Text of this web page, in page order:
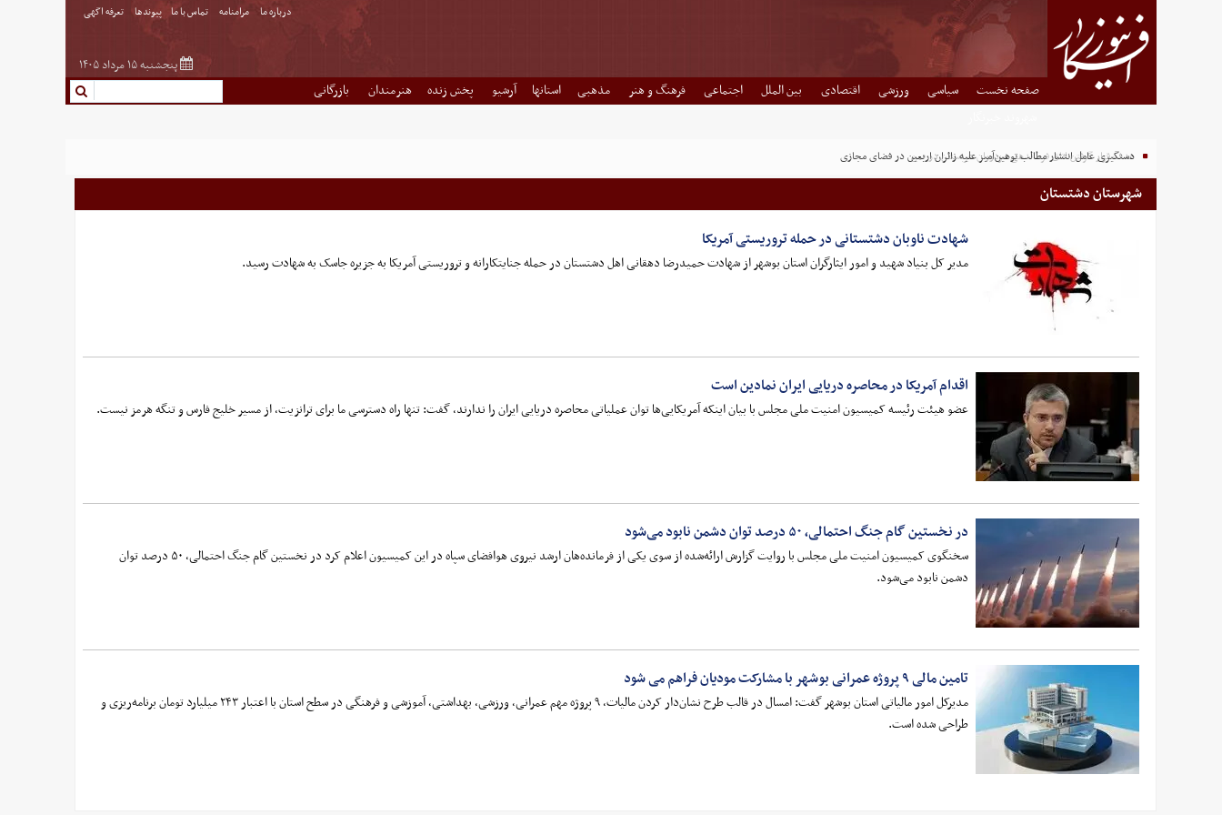
درباره ما مرامنامه تماس با ما پیوندها تعرفه اگهی
پنجشنبه ۱۵ مرداد ۱۴۰۵
صفحه نخست سیاسی ورزشی اقتصادی بین الملل اجتماعی فرهنگ و هنر مذهبی استانها آرشیو پخش زنده هنرمندان
بازرگانی
هدف قرار گرفتن اتاق‌ فرماندهی مزدوران عربستان در یمن
دستگیری عامل انتشار مطالب توهین‌آمیز علیه زائران اربعین در فضای مجازی
شهرستان دشتستان
شهادت ناوبان دشتستانی در حمله تروریستی آمریکا
مدیر کل بنیاد شهید و امور ایثارگران استان بوشهر از شهادت حمیدرضا دهقانی اهل دشتستان در حمله جنایتکارانه و تروریستی آمریکا به جزیره جاسک به شهادت رسید.
اقدام آمریکا در محاصره دریایی ایران نمادین است
عضو هیئت رئیسه کمیسیون امنیت ملی مجلس با بیان اینکه آمریکایی‌ها توان عملیاتی محاصره دریایی ایران را ندارند، گفت: تنها راه دسترسی ما برای ترانزیت، از مسیر خلیج فارس و تنگه هرمز نیست.
در نخستین گام جنگ احتمالی، ۵۰ درصد توان دشمن نابود می‌شود
سخنگوی کمیسیون امنیت ملی مجلس با روایت گزارش ارائه‌شده از سوی یکی از فرمانده‌هان ارشد نیروی هوافضای سپاه در این کمیسیون اعلام کرد در نخستین گام جنگ احتمالی، ۵۰ درصد توان
دشمن نابود می‌شود.
تامین مالی ۹ پروژه عمرانی بوشهر با مشارکت مودیان فراهم می شود
مدیرکل امور مالیاتی استان بوشهر گفت: امسال در قالب طرح نشان‌دار کردن مالیات، ۹ پروژه مهم عمرانی، ورزشی، بهداشتی، آموزشی و فرهنگی در سطح استان با اعتبار ۲۴۳ میلیارد تومان برنامه‌ریزی و
طراحی شده است.